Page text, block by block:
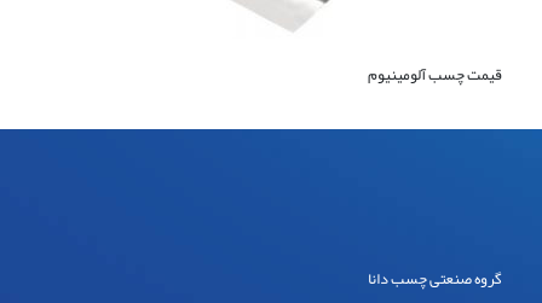
قیمت چسب آلومینیوم
گروه صنعتی چسب دانا